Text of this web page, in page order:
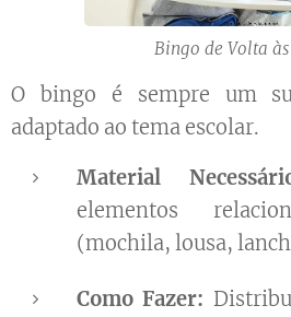
Bingo de Volta
O bingo é sempre um
adaptado ao tema escolar.
Material
elementos
(mochila, lousa,
Como Fazer: